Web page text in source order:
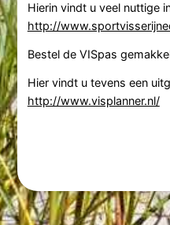
Hierin vindt u veel nuttige
http://
Bestel de VISpas
Hier vindt u tevens een
http://www.visplanner.nl/